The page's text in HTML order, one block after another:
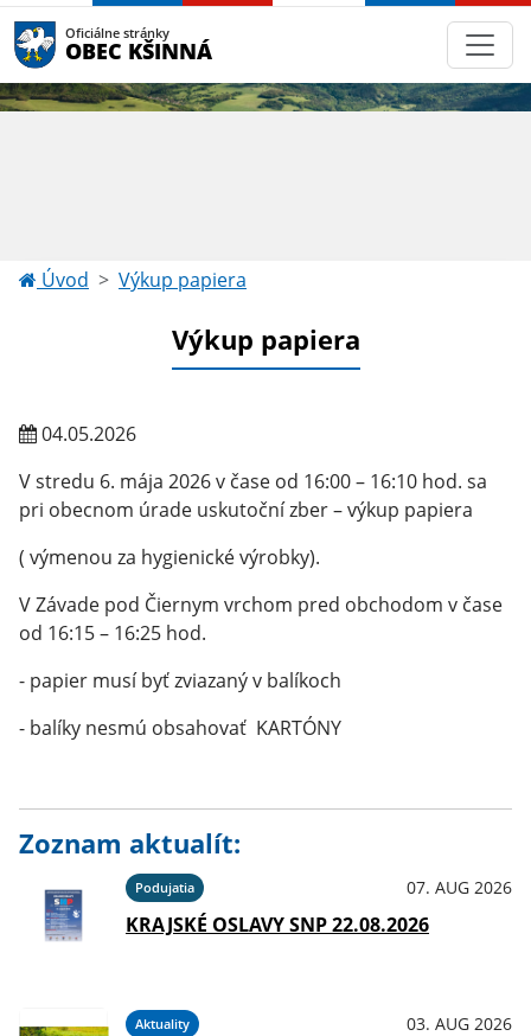
Oficiálne stránky
OBEC KŠINNÁ
Úvod Výkup papiera
Výkup papiera
04.05.2026
V stredu 6. mája 2026 v čase od 16:00 – 16:10 hod. sa
pri obecnom úrade uskutoční zber – výkup papiera
( výmenou za hygienické výrobky).
V Závade pod Čiernym vrchom pred obchodom v čase
od 16:15 – 16:25 hod.
- papier musí byť zviazaný v balíkoch
- balíky nesmú obsahovať KARTÓNY
Zoznam aktualít:
Podujatia 07. AUG 2026
KRAJSKÉ OSLAVY SNP 22.08.2026
Aktuality 03. AUG 2026